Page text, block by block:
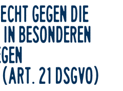
GEGEN DIE
BESONDEREN
21 DSGVO)